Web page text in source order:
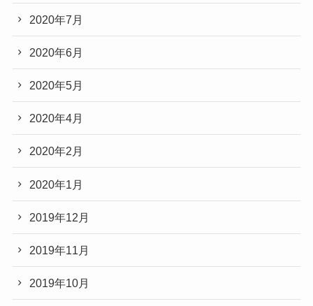
2020年7月
2020年6月
2020年5月
2020年4月
2020年2月
2020年1月
2019年12月
2019年11月
2019年10月